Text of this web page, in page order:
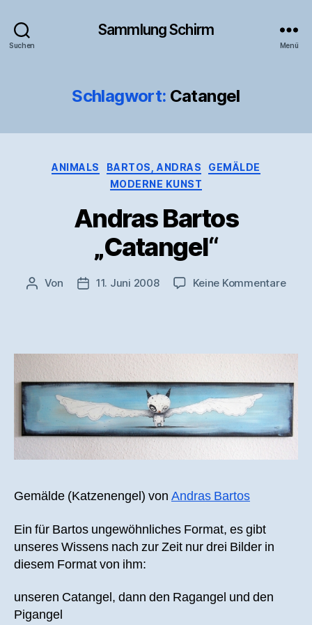
Suchen
Sammlung Schirm
Menü
Schlagwort: Catangel
Kategorien
ANIMALS BARTOS, ANDRAS
GEMÄLDE
MODERNE KUNST
Andras Bartos
„Catangel“
Beitragsautor
Von Veröffentlichungsdatum
11. Juni 2008 Keine Kommentarezu
Gemälde (Katzenengel) von Andras Bartos
Ein für Bartos ungewöhnliches Format, es gibt
unseres Wissens nach zur Zeit nur drei Bilder in
diesem Format von ihm:
unseren Catangel, dann den Ragangel und den
Pigangel